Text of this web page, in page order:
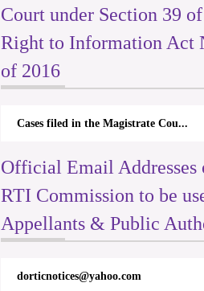
Court under Section 39
Right to Information Act
of 2016
Cases filed in the Magistrate Cou...
Official Email Addresses
RTI Commission to be
Appellants & Public
dorticnotices@yahoo.com